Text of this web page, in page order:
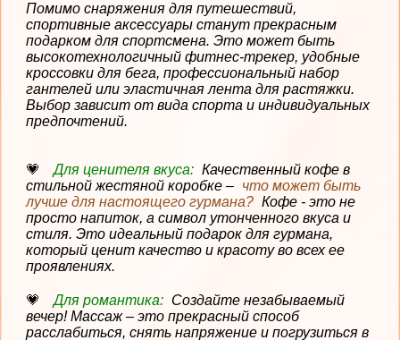
Помимо снаряжения для путешествий,
спортивные аксессуары станут прекрасным
подарком для спортсмена. Это может быть
высокотехнологичный фитнес-трекер, удобные
кроссовки для бега, профессиональный набор
гантелей или эластичная лента для растяжки.
Выбор зависит от вида спорта и индивидуальных
предпочтений.
Для ценителя вкуса: Качественный кофе в
стильной жестяной коробке – что может быть
лучше для настоящего гурмана? Кофе - это не
просто напиток, а символ утонченного вкуса и
стиля. Это идеальный подарок для гурмана,
который ценит качество и красоту во всех ее
проявлениях.
Для романтика:
Создайте незабываемый
вечер! Массаж – это прекрасный способ
расслабиться, снять напряжение и погрузиться в